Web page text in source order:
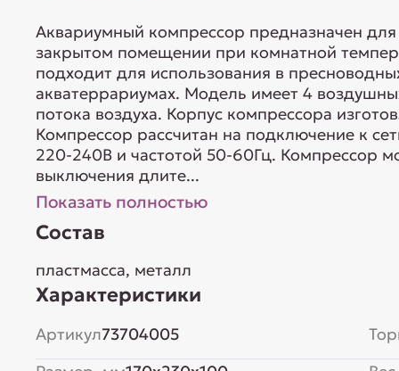
Аквариумный компрессор предназначен
закрытом помещении при комнатной
подходит для использования в
акватеррариумах. Модель имеет 4
потока воздуха. Корпус компрессора
Компрессор рассчитан на подключение к
220-240В и частотой 50-60Гц. Компрессор
выключения длите...
Показать полностью
Состав
пластмасса, металл
Характеристики
Артикул73704005